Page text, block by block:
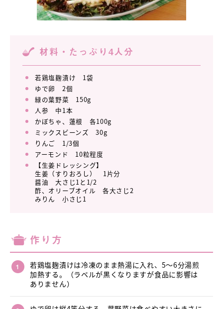
材料・たっぷり4人分
若鶏塩麹漬け 1袋
ゆで卵 2個
緑の葉野菜 150g
人参 中1本
かぼちゃ、蓮根 各100g
ミックスビーンズ 30g
りんご 1/3個
アーモンド 10粒程度
【生姜ドレッシング】
生姜（すりおろし） 1片分
醤油 大さじ1と1/2
酢、オリーブオイル 各大さじ2
みりん 小さじ1
作り方
若鶏塩麹漬けは冷凍のまま熱湯に入れ、5～6分湯煎
加熱する。（ラベルが黒くなりますが食品に影響は
ありません）